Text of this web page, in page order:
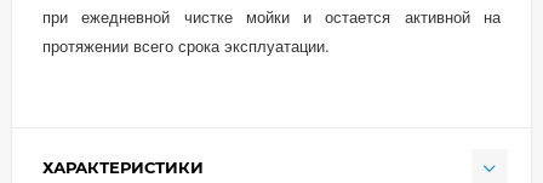
при ежедневной чистке мойки и остается активной на
протяжении всего срока эксплуатации.
ХАРАКТЕРИСТИКИ